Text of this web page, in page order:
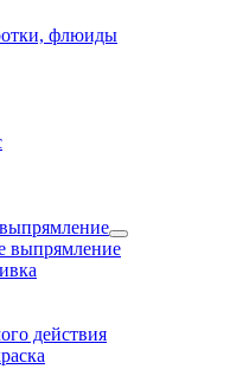
флюиды
выпрямление
действия